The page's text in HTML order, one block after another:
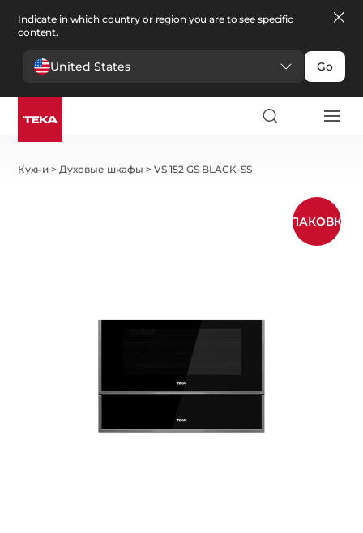
Indicate in which country or region you are to see specific
content.
United States Go
Кухни >Духовые шкафы >VS 152 GS BLACK-SS
УПАКОВКА